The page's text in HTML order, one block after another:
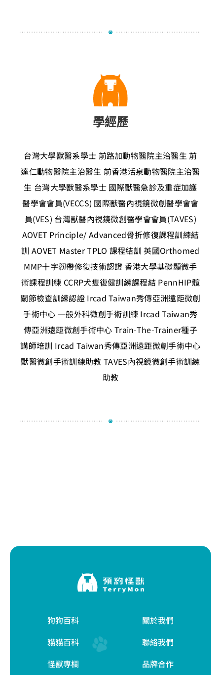
學經歷
台灣大學獸醫系學士 前路加動物醫院主治醫生 前
達仁動物醫院主治醫生 前香港活泉動物醫院主治醫
生 台灣大學獸醫系學士國際獸醫急診及重症加護
醫學會會員(VECCS) 國際獸醫內視鏡微創醫學會會
員(VES) 台灣獸醫內視鏡微創醫學會會員(TAVES)
AOVET Principle/ Advanced骨折修復課程訓練結
訓 AOVET Master TPLO 課程結訓 英國Orthomed
MMP十字韌帶修復技術認證 香港大學基礎顯微手
術課程訓練 CCRP犬隻復健訓練課程結 PennHIP髖
關節檢查訓練認證Ircad Taiwan秀傳亞洲遠距微創
手術中心 一般外科微創手術訓練 Ircad Taiwan秀
傳亞洲遠距微創手術中心 Train-The-Trainer種子
講師培訓 Ircad Taiwan秀傳亞洲遠距微創手術中心
獸醫微創手術訓練助教 TAVES內視鏡微創手術訓練
助教
狗狗百科
貓貓百科
怪獸專欄
關於我們
聯絡我們
品牌合作